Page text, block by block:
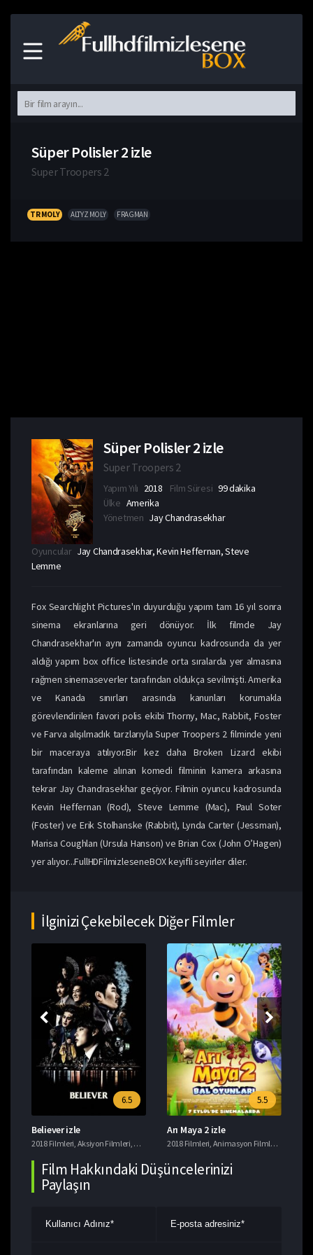
Süper Polisler 2 izle
Super Troopers 2
TR MOLY ALTYZ MOLY FRAGMAN
Süper Polisler 2 izle
Super Troopers 2
Yapım Yılı 2018 Film Süresi 99 dakika
Ülke Amerika
Yönetmen Jay Chandrasekhar
Oyuncular Jay Chandrasekhar, Kevin Heffernan, Steve
Lemme
Fox Searchlight Pictures'ın duyurduğu yapım tam 16 yıl sonra
sinema ekranlarına geri dönüyor. İlk filmde Jay
Chandrasekhar'ın aynı zamanda oyuncu kadrosunda da yer
aldığı yapım box office listesinde orta sıralarda yer almasına
rağmen sinemaseverler tarafından oldukça sevilmişti. Amerika
ve Kanada sınırları arasında kanunları korumakla
görevlendirilen favori polis ekibi Thorny, Mac, Rabbit, Foster
ve Farva alışılmadık tarzlarıyla Super Troopers 2 filminde yeni
bir maceraya atılıyor.Bir kez daha Broken Lizard ekibi
tarafından kaleme alınan komedi filminin kamera arkasına
tekrar Jay Chandrasekhar geçiyor. Filmin oyuncu kadrosunda
Kevin Heffernan (Rod), Steve Lemme (Mac), Paul Soter
(Foster) ve Erik Stolhanske (Rabbit), Lynda Carter (Jessman),
Marisa Coughlan (Ursula Hanson) ve Brian Cox (John O’Hagen)
yer alıyor...FullHDFilmizleseneBOX keyifli seyirler diler.
İlginizi Çekebilecek Diğer Filmler
, Tavsiye Filmler
6.5
Believer izle
2018 Filmleri Aksiyon Filmleri Gerilim Filmleri,Suç Filmleri
5.5
Arı Maya 2 izle
2018 Filmleri Animasyon Filmleri
Film Hakkındaki Düşüncelerinizi
Paylaşın